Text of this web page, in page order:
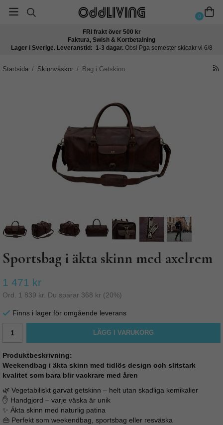
0
FRI frakt över 500 kr
Faktura, Swish & Kortbetalning
Lager i Sverige. Leveranstid: 1-3 dagar. Obs! Pga semester skicakr vi 6/8
Startsida / Skinnväskor / Bag i Getskinn
Sportsbag i äkta skinn med axelrem
1 471 kr
Ord. 1 839 kr . Du sparar 368 kr (20%)
Finns i lager för omgående leverans
LÄGG I VARUKORG
Produktbeskrivning:
Weekendbag i äkta skinn med tidlös design och slitstark
kvalitet som bara blir vackrare med åren
🌿 Vegetabiliskt garvat getskinn – helt utan skadliga kemikalier
✋ Handgjord – varje väska är unik
✨ Äkta skinn med naturlig patina
👜 Perfekt som weekendbag, sportsbag eller resväska